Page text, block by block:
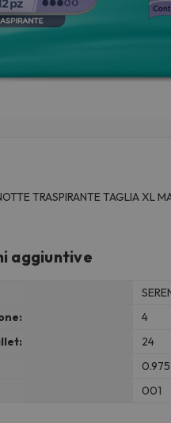
TRASPIRANTE TAGLIA XL
aggiuntive
4
24
001